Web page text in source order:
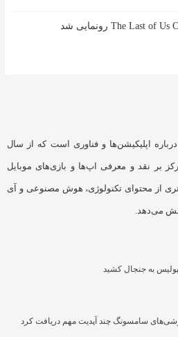
اپلیکیشن‌ها و فناوری است که از سال
تمرکز بر نقد و معرفی اپ‌ها و بازی‌های موبایل
از محتوای تکنولوژی، هوش مصنوعی و آی
می‌دهد.
به جنجال کشید